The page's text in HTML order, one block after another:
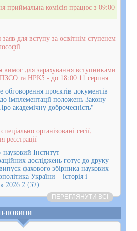
приймальна комісія працює з 09:00
заяв для вступу за освітнім ступенем
вимог для зарахування вступниками
ПЗСО та НРК5 - до 18:00 11 серпня
обговорення проєктів документів
імплементації положень Закону
академічну доброчесність"
організовані сесії,
реєстрації
науковий Інститут
досліджень готує до друку
фахового збірника наукових
України – історія і
2026 2 (37)
ПЕРЕГЛЯНУТИ ВСІ
НОВИНИ